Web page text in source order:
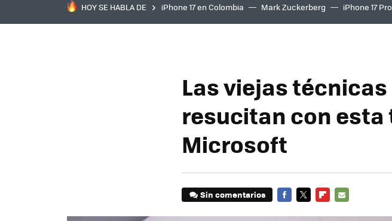
HOY SE HABLA DE iPhone 17 en Colombia Mark Zuckerberg iPhone 17
inteligente
IA TCL C8K
Las viejas
resucitan con
Microsoft
Sin comentarios